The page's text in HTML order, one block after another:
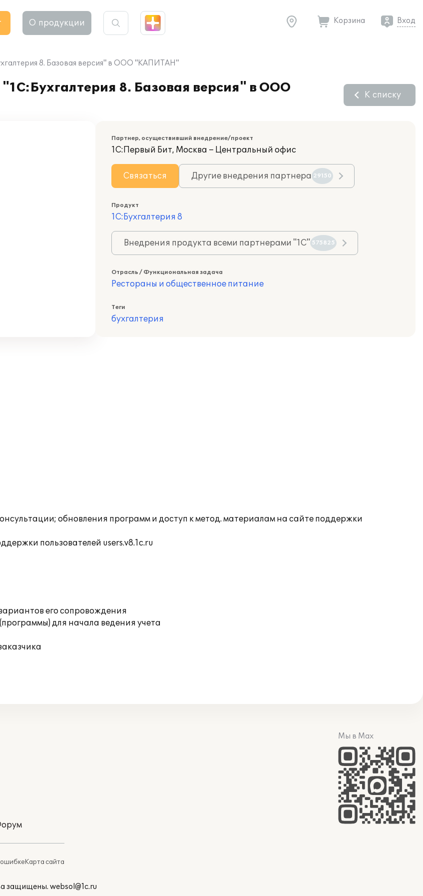
О продукции Корзина Вход
8. Базовая версия" в ООО "КАПИТАН"
8. Базовая версия" в ООО
К списку
Партнер, осуществивший внедрение/проект
1С:Первый Бит, Москва – Центральный офис
Связаться Другие внедрения партнера 29150
Продукт
1С:Бухгалтерия 8
Внедрения продукта всеми партнерами "1С" 575825
Отрасль / Функциональная задача
Рестораны и общественное питание
Теги
бухгалтерия
обновления программ и доступ к метод. материалам на сайте поддержки
пользователей users.v8.1c.ru
его сопровождения
для начала ведения учета
Карта сайта
Мы в Max
защищены. websol@1c.ru